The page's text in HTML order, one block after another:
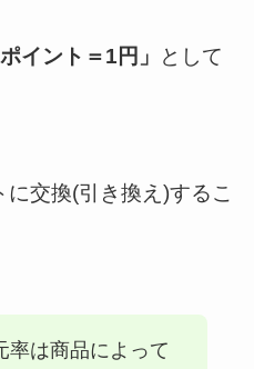
ポイント＝1円」
として
交換(引き換え)するこ
率は商品によって